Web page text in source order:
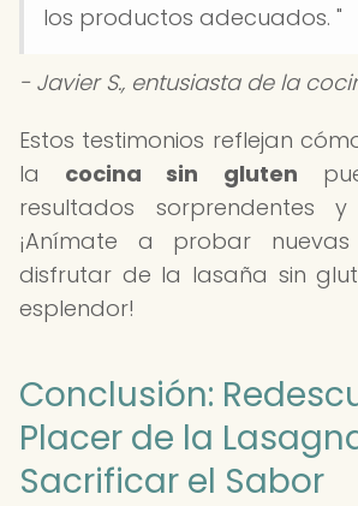
los productos adecuados. "
- Javier S., entusiasta de la
Estos testimonios reflejan
la cocina sin gluten
resultados sorprendentes y
¡Anímate a probar
disfrutar de la lasaña sin
esplendor!
Conclusión:
Placer de la
Sacrificar el Sabor